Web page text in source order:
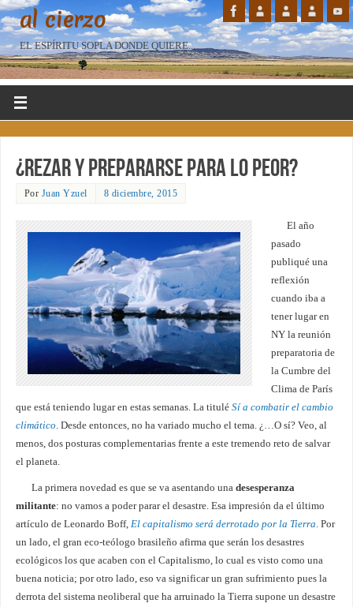
al cierzo
EL ESPÍRITU SOPLA DONDE QUIERE...
¿Rezar y prepararse para lo peor?
Por Juan Yzuel 8 diciembre, 2015
El año
pasado
publiqué una
reflexión
cuando iba a
tener lugar en
NY la reunión
preparatoria de
la Cumbre del
Clima de París
que está teniendo lugar en estas semanas. La titulé Sí a combatir el cambio
climático. Desde entonces, no ha variado mucho el tema. ¿…O sí? Veo, al
menos, dos posturas complementarias frente a este tremendo reto de salvar
el planeta.
La primera novedad es que se va asentando una desesperanza
militante: no vamos a poder parar el desastre. Esa impresión da el último
artículo de Leonardo Boff, El capitalismo será derrotado por la Tierra. Por
un lado, el gran eco-teólogo brasileño afirma que serán los desastres
ecológicos los que acaben con el Capitalismo, lo cual es visto como una
buena noticia; por otro lado, eso va significar un gran sufrimiento pues la
derrota del sistema neoliberal que ha arruinado la Tierra supone un desastre